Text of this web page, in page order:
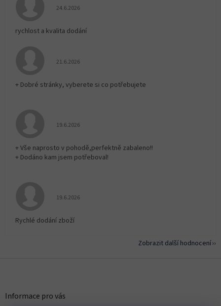
Hodnocení obchodu je 5 z 5 hvězdiček.
24.6.2026
rychlost a kvalita dodání
Hodnocení obchodu je 5 z 5 hvězdiček.
21.6.2026
+ Dobré stránky, vyberete si co potřebujete
Hodnocení obchodu je 5 z 5 hvězdiček.
19.6.2026
+ Vše naprosto v pohodě,perfektně zabaleno!!
+ Dodáno kam jsem potřeboval!
Hodnocení obchodu je 5 z 5 hvězdiček.
19.6.2026
Rychlé dodání zboží
Zobrazit další hodnocení
Informace pro vás